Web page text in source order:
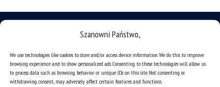
Szanowni Państwo,
We use technologies like cookies to store and/or access device information. We do this to improve
browsing experience and to show personalized ads. Consenting to these technologies will allow us
to process data such as browsing behavior or unique IDs on this site. Not consenting or
withdrawing consent, may adversely affect certain features and functions.
deklaracja dostępności
mapa strony